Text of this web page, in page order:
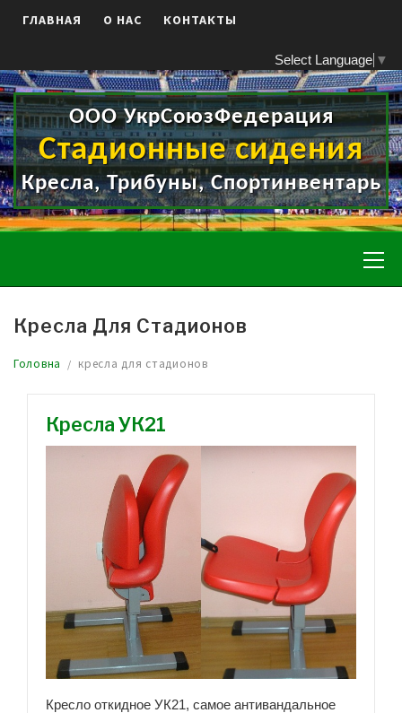
ГЛАВНАЯ О НАС КОНТАКТЫ
Select Language ▼
ООО УкрСоюзФедерация
Стадионные сидения
Кресла, Трибуны, Спортинвентарь
Кресла Для Стадионов
Головна кресла для стадионов
Кресла УК21
Кресло откидное УК21, самое антивандальное